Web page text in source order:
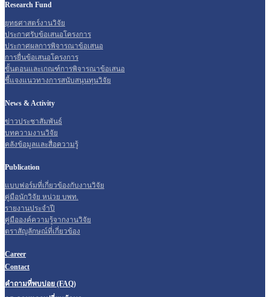
Research Fund
ยุทธศาสตร์งานวิจัย
ประกาศรับข้อเสนอโครงการ
ประกาศผลการพิจารณาข้อเสนอ
การยื่นข้อเสนอโครงการ
ขั้นตอนและเกณฑ์การพิจารณาข้อเสนอ
ชี้แจงแนวทางการสนับสนุนทุนวิจัย
News & Activity
ข่าวประชาสัมพันธ์
บทความงานวิจัย
คลังข้อมูลและสื่อความรู้
Publication
แบบฟอร์มที่เกี่ยวข้องกับงานวิจัย
คู่มือนักวิจัย หน่วย บพท.
รายงานประจำปี
คู่มือองค์ความรู้จากงานวิจัย
ตราสัญลักษณ์ที่เกี่ยวข้อง
Career
Contact
คำถามที่พบบ่อย (FAQ)